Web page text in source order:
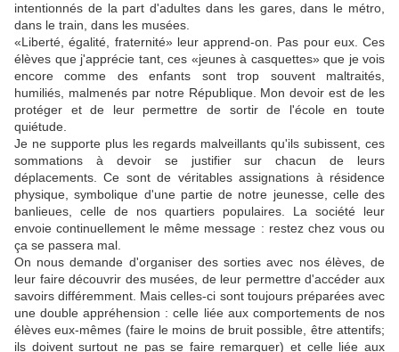
intentionnés de la part d'adultes dans les gares, dans le métro,
dans le train, dans les musées.
«Liberté, égalité, fraternité» leur apprend-on. Pas pour eux. Ces
élèves que j'apprécie tant, ces «jeunes à casquettes» que je vois
encore comme des enfants sont trop souvent maltraités,
humiliés, malmenés par notre République. Mon devoir est de les
protéger et de leur permettre de sortir de l'école en toute
quiétude.
Je ne supporte plus les regards malveillants qu'ils subissent, ces
sommations à devoir se justifier sur chacun de leurs
déplacements. Ce sont de véritables assignations à résidence
physique, symbolique d'une partie de notre jeunesse, celle des
banlieues, celle de nos quartiers populaires. La société leur
envoie continuellement le même message : restez chez vous ou
ça se passera mal.
On nous demande d'organiser des sorties avec nos élèves, de
leur faire découvrir des musées, de leur permettre d'accéder aux
savoirs différemment. Mais celles-ci sont toujours préparées avec
une double appréhension : celle liée aux comportements de nos
élèves eux-mêmes (faire le moins de bruit possible, être attentifs;
ils doivent surtout ne pas se faire remarquer) et celle liée aux